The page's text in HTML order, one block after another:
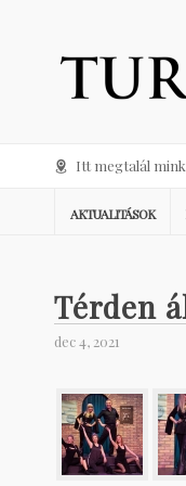
Itt megtalál
AKTUALITÁSOK
Térden
dec 4, 2021